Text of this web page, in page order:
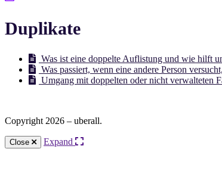
Duplikate
Was ist eine doppelte Auflistung und wie hilft
Was passiert, wenn eine andere Person
Umgang mit doppelten oder nicht verwalteten
Copyright 2026 – uberall.
Close Expand